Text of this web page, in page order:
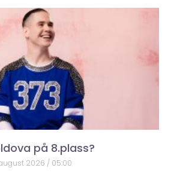
på 8.plass?
2026 05:00